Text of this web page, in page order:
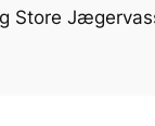
Store